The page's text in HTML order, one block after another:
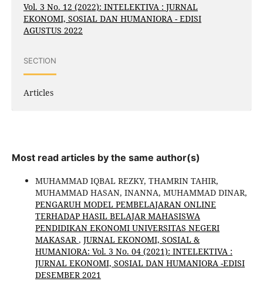
Vol. 3 No. 12 (2022): INTELEKTIVA : JURNAL
EKONOMI, SOSIAL DAN HUMANIORA - EDISI
AGUSTUS 2022
SECTION
Articles
Most read articles by the same author(s)
MUHAMMAD IQBAL REZKY, THAMRIN TAHIR,
MUHAMMAD HASAN, INANNA, MUHAMMAD DINAR,
PENGARUH MODEL PEMBELAJARAN ONLINE
TERHADAP HASIL BELAJAR MAHASISWA
PENDIDIKAN EKONOMI UNIVERSITAS NEGERI
MAKASAR , JURNAL EKONOMI, SOSIAL &
HUMANIORA: Vol. 3 No. 04 (2021): INTELEKTIVA :
JURNAL EKONOMI, SOSIAL DAN HUMANIORA -EDISI
DESEMBER 2021